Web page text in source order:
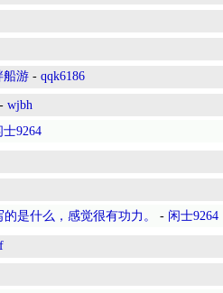
船游 - qqk6186
- wjbh
士9264
是什么，感觉很有功力。
- 闲士9264